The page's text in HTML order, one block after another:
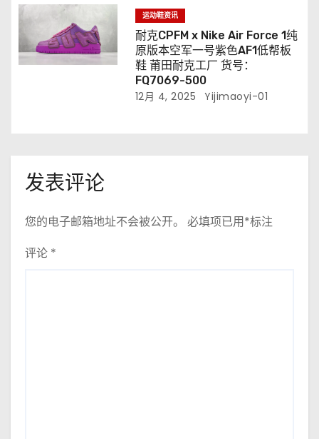
运动鞋资讯
耐克CPFM x Nike Air Force 1纯
原版本空军一号紫色AF1低帮板
鞋 莆田耐克工厂 货号：
FQ7069-500
12月 4, 2025 Yijimaoyi-01
发表评论
您的电子邮箱地址不会被公开。 必填项已用*标注
评论 *